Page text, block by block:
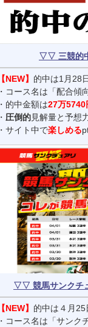
▽▽ 三競的
【NEW】 的中は1月28
・コース名は「配合傾
・的中金額は27万5740
・ 圧倒的見解量と予想
・サイト中で楽しめる
▽▽ 競馬サンクチ
【NEW】 的中は４月25
・コース名は「サンク